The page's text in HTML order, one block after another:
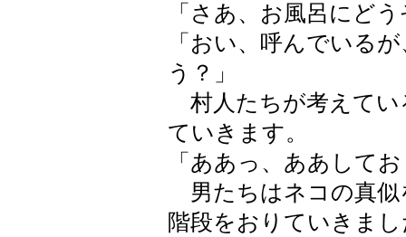
「さあ、お風呂にど
「おい、呼んでいる
う？」
村人たちが考えてい
ていきます。
「ああっ、ああして
男たちはネコの真似
階段をおりていきま